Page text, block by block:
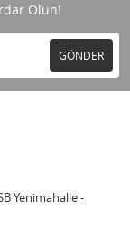
Olun!
GÖNDER
Yenimahalle -